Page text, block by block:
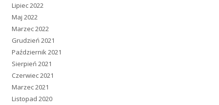
Lipiec 2022
Maj 2022
Marzec 2022
Grudzień 2021
Październik 2021
Sierpień 2021
Czerwiec 2021
Marzec 2021
Listopad 2020